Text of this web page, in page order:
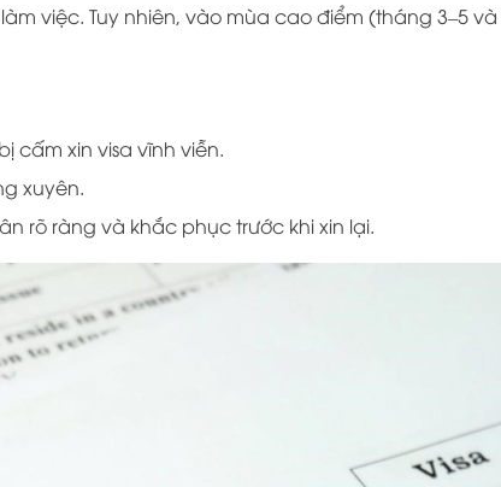
việc. Tuy nhiên, vào mùa cao điểm (tháng 3–5
cấm xin visa vĩnh viễn.
xuyên.
rõ ràng và khắc phục trước khi xin lại.